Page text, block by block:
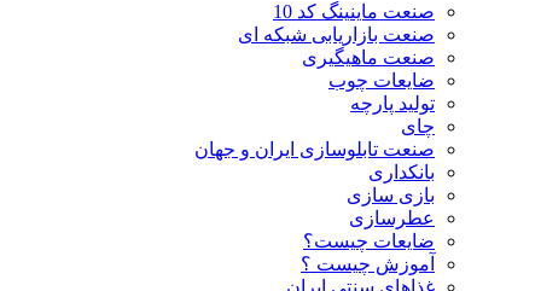
صنعت ماینینگ کد 10
صنعت بازاریابی شبکه ای
صنعت ماهیگیری
ضایعات چوب
تولید پارچه
چای
صنعت تابلوسازی ایران و جهان
بانکداری
بازی سازی
عطرسازی
ضایعات چیست؟
آموزش چیست ؟